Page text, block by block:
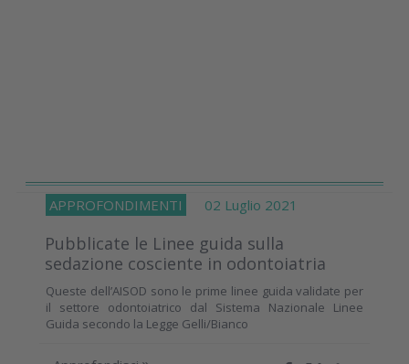
APPROFONDIMENTI 02 Luglio 2021
Pubblicate le Linee guida sulla
sedazione cosciente in odontoiatria
Queste dell’AISOD sono le prime linee guida validate per
il settore odontoiatrico dal Sistema Nazionale Linee
Guida secondo la Legge Gelli/Bianco